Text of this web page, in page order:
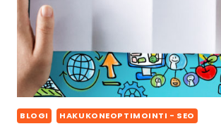
BLOGI HAKUKONEOPTIMOINTI - SEO